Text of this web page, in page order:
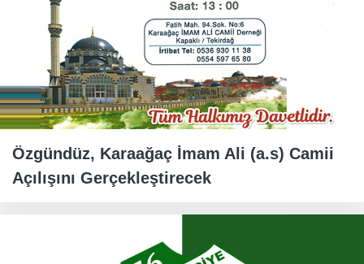
Özgündüz, Karaağaç İmam Ali (a.s) Camii
Açılışını Gerçekleştirecek